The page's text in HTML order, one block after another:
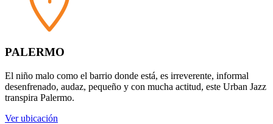
PALERMO
El niño malo como el barrio donde está, es irreverente, informal
desenfrenado, audaz, pequeño y con mucha actitud, este Urban Jazz
transpira Palermo.
Ver ubicación